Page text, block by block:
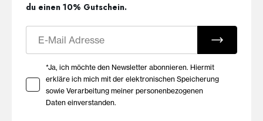
du einen 10% Gutschein.
Ihre Zustimmung zu Marketing E-Mails
*Ja, ich möchte den Newsletter abonnieren. Hiermit
erkläre ich mich mit der elektronischen Speicherung
sowie Verarbeitung meiner personenbezogenen
Daten einverstanden.